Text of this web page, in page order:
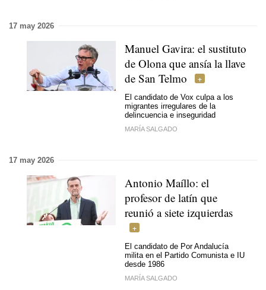
17 may 2026
Manuel Gavira: el sustituto
de Olona que ansía la llave
de San Telmo
El candidato de Vox culpa a los
migrantes irregulares de la
delincuencia e inseguridad
MARÍA SALGADO
17 may 2026
Antonio Maíllo: el
profesor de latín que
reunió a siete izquierdas
El candidato de Por Andalucía
milita en el Partido Comunista e IU
desde 1986
MARÍA SALGADO